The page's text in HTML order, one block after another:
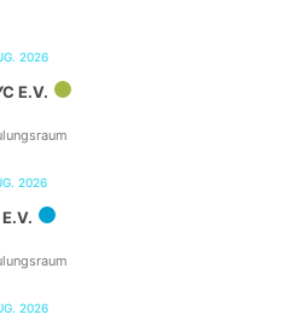
2026
E.V.
2026
2026